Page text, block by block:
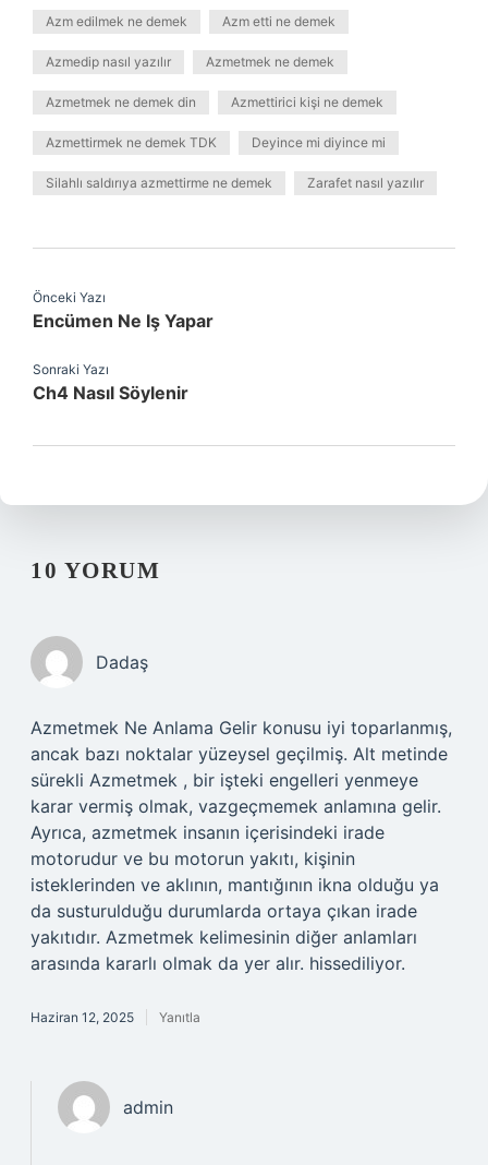
Azm edilmek ne demek Azm etti ne demek
Azmedip nasıl yazılır Azmetmek ne demek
Azmetmek ne demek din Azmettirici kişi ne demek
Azmettirmek ne demek TDK Deyince mi diyince mi
Silahlı saldırıya azmettirme ne demek Zarafet nasıl yazılır
Önceki Yazı
Encümen Ne Iş Yapar
Sonraki Yazı
Ch4 Nasıl Söylenir
10 YORUM
Dadaş
Azmetmek Ne Anlama Gelir konusu iyi toparlanmış,
ancak bazı noktalar yüzeysel geçilmiş. Alt metinde
sürekli Azmetmek , bir işteki engelleri yenmeye
karar vermiş olmak, vazgeçmemek anlamına gelir.
Ayrıca, azmetmek insanın içerisindeki irade
motorudur ve bu motorun yakıtı, kişinin
isteklerinden ve aklının, mantığının ikna olduğu ya
da susturulduğu durumlarda ortaya çıkan irade
yakıtıdır. Azmetmek kelimesinin diğer anlamları
arasında kararlı olmak da yer alır. hissediliyor.
Haziran 12, 2025 Yanıtla
admin